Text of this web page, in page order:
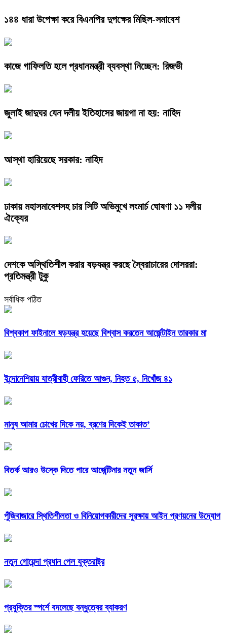
১৪৪ ধারা উপেক্ষা করে বিএনপির দুপক্ষের মিছিল-সমাবেশ
কাজে গাফিলতি হলে প্রধানমন্ত্রী ব্যবস্থা নিচ্ছেন: রিজভী
জুলাই জাদুঘর যেন দলীয় ইতিহাসের জায়গা না হয়: নাহিদ
আস্থা হারিয়েছে সরকার: নাহিদ
ঢাকায় মহাসমাবেশসহ চার সিটি অভিমুখে লংমার্চ ঘোষণা ১১ দলীয়
ঐক্যের
দেশকে অস্থিতিশীল করার ষড়যন্ত্র করছে স্বৈরাচারের দোসররা:
প্রতিমন্ত্রী টুকু
সর্বাধিক পঠিত
বিশ্বকাপ ফাইনালে ষড়যন্ত্র হয়েছে বিশ্বাস করতেন আর্জেন্টাইন তারকার মা
ইন্দোনেশিয়ায় যাত্রীবাহী ফেরিতে আগুন, নিহত ৫, নিখোঁজ ৪১
মানুষ আমার চোখের দিকে নয়, ব্রণের দিকেই তাকাত’
বিতর্ক আরও উস্কে দিতে পারে আর্জেন্টিনার নতুন জার্সি
পুঁজিবাজারে স্থিতিশীলতা ও বিনিয়োগকারীদের সুরক্ষায় আইন প্রণয়নের উদ্যোগ
নতুন গোয়েন্দা প্রধান পেল যুক্তরাষ্ট্র
প্রযুক্তির স্পর্শে বদলেছে বন্ধুত্বের ব্যাকরণ